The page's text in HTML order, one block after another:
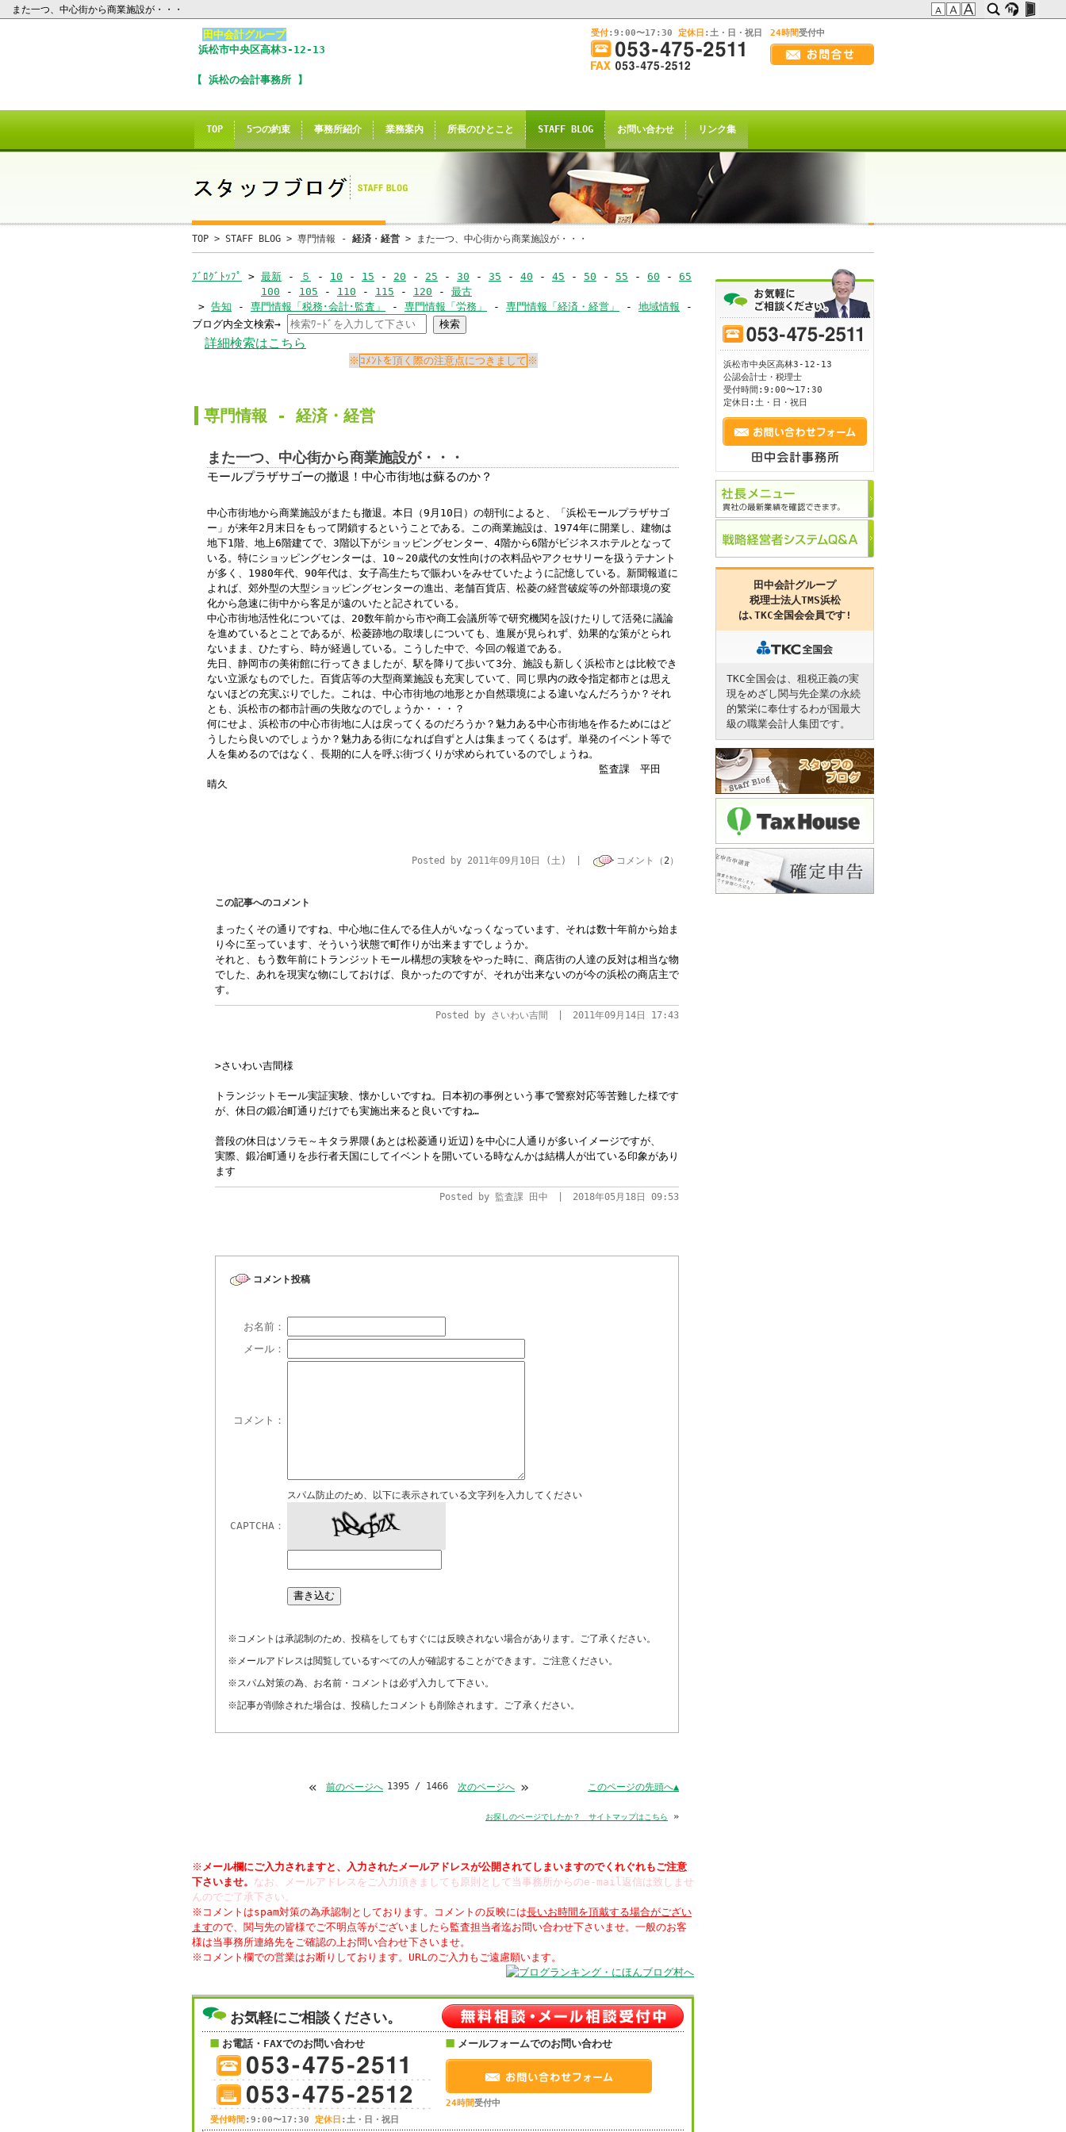
また一つ、中心街から商業施設が・・・
画
面
幅
て
ご
ご
さ
い
このままInternet Explorerから閲覧する場合はコチラ
※Internet Explorer互換の他のブラウザ(Trident系)でも
このお知らせの表示される場合がございますが
誠に申し訳ございませんが、2021年4月28日を以て
当サイトのInternet Explorerからの閲覧のサポートは終了致しました。
恐れ入りますが、
当サイト推奨ブラウザ
、または
Windows標準のMicrosoft Edge
からアクセスして頂くようお願い申し上げます。
田中会計グループ
(浜松市中央区高林3-12-13)
電話:０５３－４７５－２５１１㈹
このままInternet Explorerから閲覧する場合はコチラ
田中会計グループ
浜松市中央区高林3-12-13
【 浜松の会計事務所 】
受付:9:00〜17:30 定休日 :土・日・祝日 24時間受付中
TOP 5つの約束 事務所紹介 業務案内 所長のひとこと STAFF BLOG お問い合わせ リンク集
TOP > STAFF BLOG > 専門情報 - 経済 ・ 経営 > また一つ、中心街から商業施設が・・・
ﾌﾞﾛｸﾞﾄｯﾌﾟ > 最新 - ５ - 10 - 15 - 20 - 25 - 30 - 35 - 40 - 45 - 50 - 55 - 60 - 65 70-75-80-85-90-95
100 - 105 - 110 - 115 - 120 - 最古
> 告知 - 専門情報「税務･会計･監査」 - 専門情報「労務」 - 専門情報「経済・経営」 - 地域情報 -
ｺｰﾋｰﾌﾞﾚｲｸ
ブログ内全文検索→
詳細検索はこちら
ｺﾒﾝﾄを頂く際の注意点につきまして
専門情報 - 経済・ 経営
また一つ、中心街から商業施設が・・・
モールプラザサゴーの撤退！中心市街地は蘇るのか？
中心市街地から商業施設がまたも撤退。本日（9月10日）の朝刊によると、「浜松モールプラザサゴ
ー」が来年2月末日をもって閉鎖するということである。この商業施設は、1974年に開業し、建物は
地下1階、地上6階建てで、3階以下がショッピングセンター、4階から6階がビジネスホテルとなって
いる。特にショッピングセンターは、10～20歳代の女性向けの衣料品やアクセサリーを扱うテナント
が多く、1980年代、90年代は、女子高生たちで賑わいをみせていたように記憶している。新聞報道に
よれば、郊外型の大型ショッピングセンターの進出、老舗百貨店、松菱の経営破綻等の外部環境の変
化から急速に街中から客足が遠のいたと記されている。
中心市街地活性化については、20数年前から市や商工会議所等で研究機関を設けたりして活発に議論
を進めているとことであるが、松菱跡地の取壊しについても、進展が見られず、効果的な策がとられ
ないまま、ひたすら、時が経過している。こうした中で、今回の報道である。
先日、静岡市の美術館に行ってきましたが、駅を降りて歩いて3分、施設も新しく浜松市とは比較でき
ない立派なものでした。百貨店等の大型商業施設も充実していて、同じ県内の政令指定都市とは思え
ないほどの充実ぶりでした。これは、中心市街地の地形とか自然環境による違いなんだろうか？それ
とも、浜松市の都市計画の失敗なのでしょうか・・・？
何にせよ、浜松市の中心市街地に人は戻ってくるのだろうか？魅力ある中心市街地を作るためにはど
うしたら良いのでしょうか？魅力ある街になれば自ずと人は集まってくるはず。単発のイベント等で
人を集めるのではなく、長期的に人を呼ぶ街づくりが求められているのでしょうね。
監査課 平田
晴久
Posted by 2011年09月10日 (土) | コメント（ 2）
この記事へのコメント
まったくその通りですね、中心地に住んでる住人がいなっくなっています、それは数十年前から始ま
り今に至っています、そういう状態で町作りが出来ますでしょうか。
それと、もう数年前にトランジットモール構想の実験をやった時に、商店街の人達の反対は相当な物
でした、あれを現実な物にしておけば、良かったのですが、それが出来ないのが今の浜松の商店主で
す。
Posted by さいわい吉間 | 2011年09月14日 17:43
>さいわい吉間様
トランジットモール実証実験、懐かしいですね。日本初の事例という事で警察対応等苦難した様です
が、休日の鍛冶町通りだけでも実施出来ると良いですね…
普段の休日はソラモ～キタラ界隈(あとは松菱通り近辺)を中心に人通りが多いイメージですが、
実際、鍛冶町通りを歩行者天国にしてイベントを開いている時なんかは結構人が出ている印象があり
ます
Posted by 監査課 田中 | 2018年05月18日 09:53
コメント投稿
お名前：
メール：
コメント：
CAPTCHA：
スパム防止のため、以下に表示されている文字列を入力してください
※コメントは承認制のため、投稿をしてもすぐには反映されない場合があります。ご了承ください。
※メールアドレスは閲覧しているすべての人が確認することができます。ご注意ください。
※スパム対策の為、お名前・コメントは必ず入力して下さい。
※記事が削除された場合は、投稿したコメントも削除されます。ご了承ください。
« 前のページへ 1395 / 1466 次のページへ » このページの先頭へ▲
お探しのページでしたか？ サイトマップはこちら »
※ メール欄にご入力されますと、入力された
されてしまいますのでくれぐれもご注意
下さいませ。 なお、メールアドレスをご入力頂きましても原則として当事務所からのe-mail返信は致しませ
んのでご了承下さい。
※コメントはspam対策の為承認制としております。コメントの反映には長いお時間を頂戴する場合がござい
ますので、関与先の皆様でご不明点等がございましたら監査担当者迄お問い合わせ下さいませ。一般のお客
様は当事務所連絡先をご確認の上お問い合わせ下さいませ。
お気軽にご相談ください。
お電話・FAXでのお問い合わせ
受付時間 :9:00〜17:30 定休日 :土・日・祝日
メールフォームでのお問い合わせ
24時間受付中
浜松市中央区高林3-12-13
公認会計士・税理士
受付時間:9:00〜17:30
定休日:土・日・祝日
田中会計グループ
税理士法人TMS浜松
は､ TKC全国会会員です!
TKC全国会は、租税正義の実
現をめざし関与先企業の永続
的繁栄に奉仕するわが国最大
級の職業会計人集団です。